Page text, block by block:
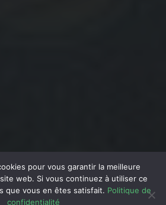
pour vous garantir la meilleure
web. Si vous continuez à utiliser ce
que vous en êtes satisfait. Politique de
confidentialité